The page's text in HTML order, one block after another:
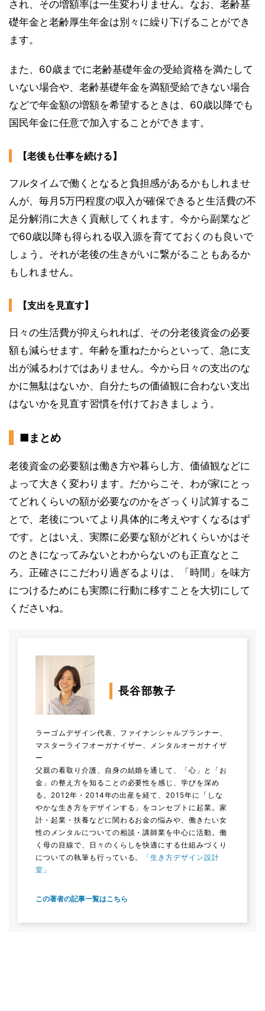
され、その増額率は一生変わりません。なお、老齢基
礎年金と老齢厚生年金は別々に繰り下げることができ
ます。
また、60歳までに老齢基礎年金の受給資格を満たして
いない場合や、老齢基礎年金を満額受給できない場合
などで年金額の増額を希望するときは、60歳以降でも
国民年金に任意で加入することができます。
【老後も仕事を続ける】
フルタイムで働くとなると負担感があるかもしれませ
んが、毎月5万円程度の収入が確保できると生活費の不
足分解消に大きく貢献してくれます。今から副業など
で60歳以降も得られる収入源を育てておくのも良いで
しょう。それが老後の生きがいに繋がることもあるか
もしれません。
【支出を見直す】
日々の生活費が抑えられれば、その分老後資金の必要
額も減らせます。年齢を重ねたからといって、急に支
出が減るわけではありません。今から日々の支出のな
かに無駄はないか、自分たちの価値観に合わない支出
はないかを見直す習慣を付けておきましょう。
■まとめ
老後資金の必要額は働き方や暮らし方、価値観などに
よって大きく変わります。だからこそ、わが家にとっ
てどれくらいの額が必要なのかをざっくり試算するこ
とで、老後についてより具体的に考えやすくなるはず
です。とはいえ、実際に必要な額がどれくらいかはそ
のときになってみないとわからないのも正直なとこ
ろ。正確さにこだわり過ぎるよりは、「時間」を味方
につけるためにも実際に行動に移すことを大切にして
くださいね。
長谷部敦子
ラーゴムデザイン代表、ファイナンシャルプランナー、
マスターライフオーガナイザー、メンタルオーガナイザ
ー
父親の看取り介護、自身の結婚を通して、「心」と「お
金」の整え方を知ることの必要性を感じ、学びを深め
る。2012年・2014年の出産を経て、2015年に「しな
やかな生き方をデザインする」をコンセプトに起業。家
計・起業・扶養などに関わるお金の悩みや、働きたい女
性のメンタルについての相談・講師業を中心に活動。働
く母の目線で、日々のくらしを快適にする仕組みづくり
についての執筆も行っている。
「生き方デザイン設計
室」
この著者の記事一覧はこちら